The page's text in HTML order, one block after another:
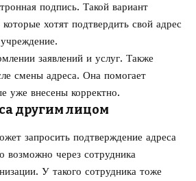
подпись. Такой вариант
хотят подтвердить свой адрес
заявлений и услуг. Также
смены адреса. Она помогает
уже внесены корректно.
другим лицом
запросить подтверждение адреса
возможно через сотрудника
У такого сотрудника тоже